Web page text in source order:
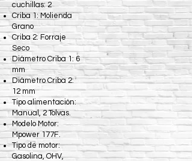
cuchillas: 2
Criba 1: Molienda
Grano
Criba 2: Forraje
Seco
Diámetro Criba 1: 6
mm
Diámetro Criba 2:
12 mm
Tipo alimentación:
Manual, 2 Tolvas.
Modelo Motor:
Mpower 177F.
Tipo de motor:
Gasolina, OHV,